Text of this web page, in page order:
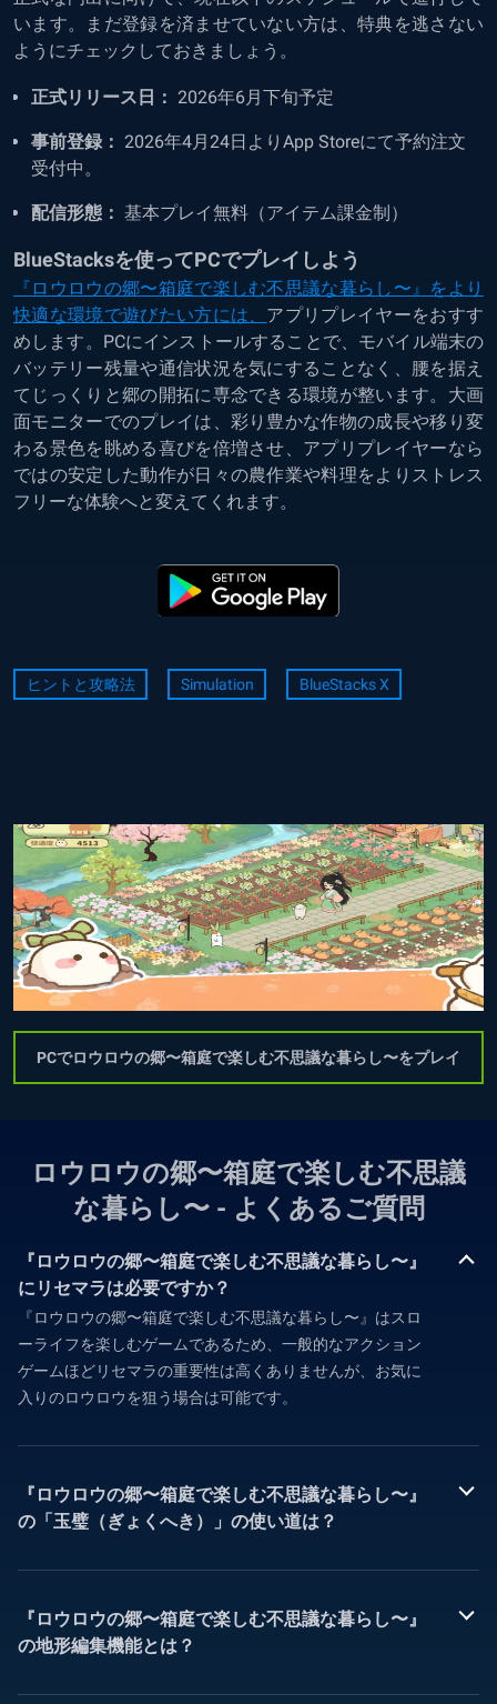
います。まだ登録を済ませていない方は、特典を逃さない
ようにチェックしておきましょう。
正式リリース日： 2026年6月下旬予定
事前登録： 2026年4月24日よりApp Storeにて予約注文
受付中。
配信形態： 基本プレイ無料（アイテム課金制）
BlueStacksを使ってPCでプレイしよう
『ロウロウの郷〜箱庭で楽しむ不思議な暮らし〜』をより
快適な環境で遊びたい方には、 アプリプレイヤーをおすす
めします。PCにインストールすることで、モバイル端末の
バッテリー残量や通信状況を気にすることなく、腰を据え
てじっくりと郷の開拓に専念できる環境が整います。大画
面モニターでのプレイは、彩り豊かな作物の成長や移り変
わる景色を眺める喜びを倍増させ、アプリプレイヤーなら
ではの安定した動作が日々の農作業や料理をよりストレス
フリーな体験へと変えてくれます。
ヒントと攻略法 Simulation BlueStacks X
PCでロウロウの郷〜箱庭で楽しむ不思議な暮らし〜をプレイ
ロウロウの郷〜箱庭で楽しむ不思議
な暮らし〜 - よくあるご質問
『ロウロウの郷〜箱庭で楽しむ不思議な暮らし〜』
にリセマラは必要ですか？
『ロウロウの郷〜箱庭で楽しむ不思議な暮らし〜』はスロ
ーライフを楽しむゲームであるため、一般的なアクション
ゲームほどリセマラの重要性は高くありませんが、お気に
入りのロウロウを狙う場合は可能です。
『ロウロウの郷〜箱庭で楽しむ不思議な暮らし〜』
の「玉璧（ぎょくへき）」の使い道は？
『ロウロウの郷〜箱庭で楽しむ不思議な暮らし〜』
の地形編集機能とは？